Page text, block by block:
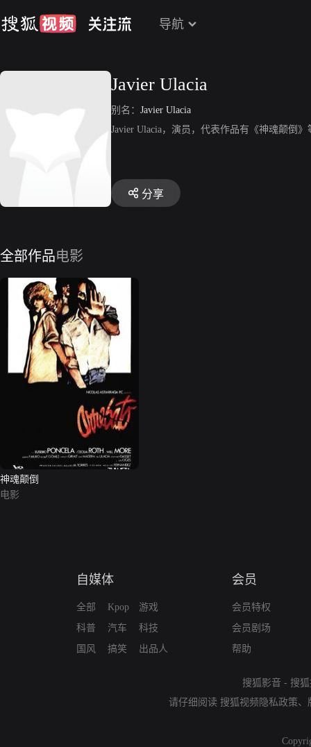
导航
Javier Ulacia
别名： Javier Ulacia
Javier Ulacia，演员，代表作品有《神魂颠倒》
分享
全部作品电影
神魂颠倒
电影
自媒体
全部
科普
国风
Kpop
汽车
搞笑
游戏
科技
出品人
会员
会员特权
会员剧场
帮助
搜狐影音 - 搜
请仔细阅读 搜狐视频隐私政策、